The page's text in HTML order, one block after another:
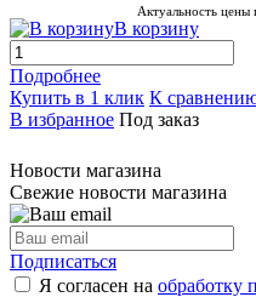
Актуальность
В корзину
Подробнее
Купить в 1 клик К
В избранное Под заказ
Новости магазина
Свежие новости магазина
Подписаться
Я согласен на обработку